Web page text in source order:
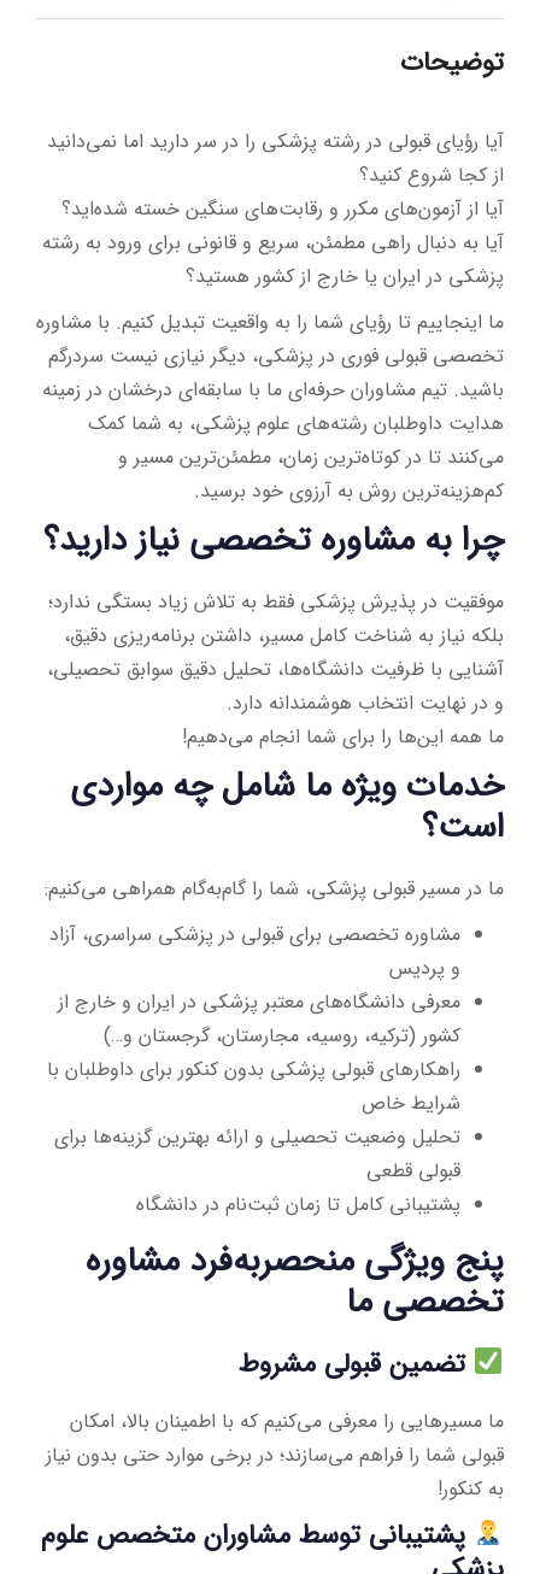
توضیحات
آیا رؤیای قبولی در رشته پزشکی را در سر دارید اما نمی‌دانید
از کجا شروع کنید؟
آیا از آزمون‌های مکرر و رقابت‌های سنگین خسته شده‌اید؟
آیا به دنبال راهی مطمئن، سریع و قانونی برای ورود به رشته
پزشکی در ایران یا خارج از کشور هستید؟
ما اینجاییم تا رؤیای شما را به واقعیت تبدیل کنیم. با مشاوره
تخصصی قبولی فوری در پزشکی، دیگر نیازی نیست سردرگم
باشید. تیم مشاوران حرفه‌ای ما با سابقه‌ای درخشان در زمینه
هدایت داوطلبان رشته‌های علوم پزشکی، به شما کمک
می‌کنند تا در کوتاه‌ترین زمان، مطمئن‌ترین مسیر و
کم‌هزینه‌ترین روش به آرزوی خود برسید.
چرا به مشاوره تخصصی نیاز دارید؟
موفقیت در پذیرش پزشکی فقط به تلاش زیاد بستگی ندارد؛
بلکه نیاز به شناخت کامل مسیر، داشتن برنامه‌ریزی دقیق،
آشنایی با ظرفیت دانشگاه‌ها، تحلیل دقیق سوابق تحصیلی،
و در نهایت انتخاب هوشمندانه دارد.
ما همه این‌ها را برای شما انجام می‌دهیم!
خدمات ویژه ما شامل چه مواردی
است؟
ما در مسیر قبولی پزشکی، شما را گام‌به‌گام همراهی می‌کنیم:
مشاوره تخصصی برای قبولی در پزشکی سراسری، آزاد
و پردیس
معرفی دانشگاه‌های معتبر پزشکی در ایران و خارج از
کشور (ترکیه، روسیه، مجارستان، گرجستان و…)
راهکارهای قبولی پزشکی بدون کنکور برای داوطلبان با
شرایط خاص
تحلیل وضعیت تحصیلی و ارائه بهترین گزینه‌ها برای
قبولی قطعی
پشتیبانی کامل تا زمان ثبت‌نام در دانشگاه
پنج ویژگی منحصربه‌فرد مشاوره
تخصصی ما
تضمین قبولی مشروط
ما مسیرهایی را معرفی می‌کنیم که با اطمینان بالا، امکان
قبولی شما را فراهم می‌سازند؛ در برخی موارد حتی بدون نیاز
به کنکور!
پشتیبانی توسط مشاوران متخصص علوم